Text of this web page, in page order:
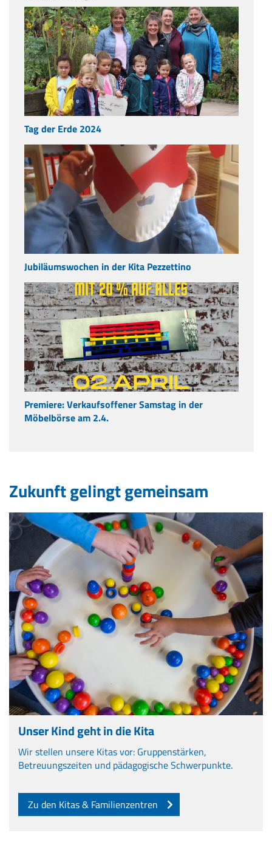
Tag der Erde 2024
Jubiläumswochen in der Kita Pezzettino
Premiere: Verkaufsoffener Samstag in der
Möbelbörse am 2.4.
Zukunft gelingt gemeinsam
Unser Kind geht in die Kita
Wir stellen unsere Kitas vor: Gruppenstärken,
Betreuungszeiten und pädagogische Schwerpunkte.
Zu den Kitas & Familienzentren